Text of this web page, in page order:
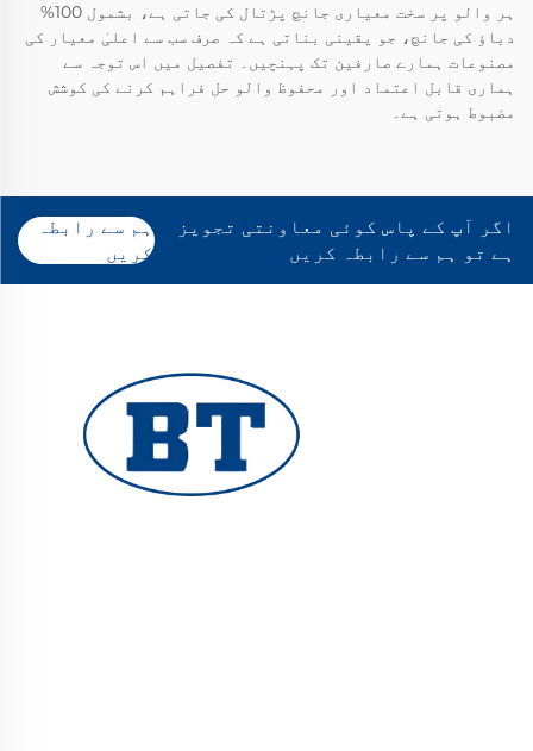
ہر والو پر سخت معیاری جانچ پڑتال کی جاتی ہے، بشمول 100%
دباؤ کی جانچ، جو یقینی بناتی ہے کہ صرف سب سے اعلیٰ معیار کی
مصنوعات ہمارے صارفین تک پہنچیں۔ تفصیل میں اس توجہ سے
ہماری قابل اعتماد اور محفوظ والو حل فراہم کرنے کی کوشش
مضبوط ہوتی ہے۔
اگر آپ کے پاس کوئی معاونتی تجویز
ہے تو ہم سے رابطہ کریں
ہم سے رابطہ
کریں